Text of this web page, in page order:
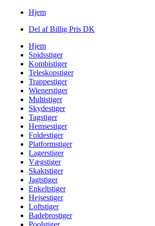
Hjem
Del af Billig Pris DK
Hjem
Spidsstiger
Kombistiger
Teleskopstiger
Trappestiger
Wienerstiger
Multistiger
Skydestiger
Tagstiger
Hemsestiger
Foldestiger
Platformstiger
Lagerstiger
Vægstiger
Skaktstiger
Jagtstiger
Enkeltstiger
Hejsestiger
Loftstiger
Badebrostiger
Poolstiger